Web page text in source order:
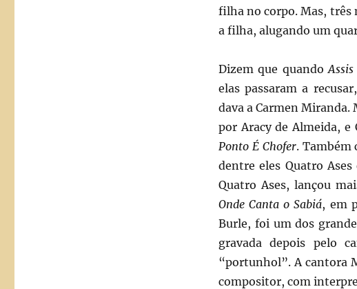
filha no corpo. Mas, três
a filha, alugando um
Dizem que quando
elas passaram a
dava a Carmen Miranda.
por Aracy de Almeida, e
Ponto É Chofer. Também
dentre eles Quatro
Quatro Ases, lançou
Onde Canta o Sabiá, em
Burle, foi um dos
gravada depois pelo
“portunhol”. A cantora
compositor, com